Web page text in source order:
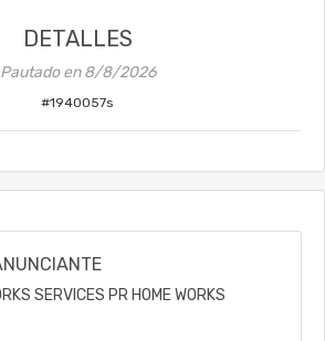
DETALLES
Pautado en8/8/2026
#1940057s
SERVICES PR HOME WORKS